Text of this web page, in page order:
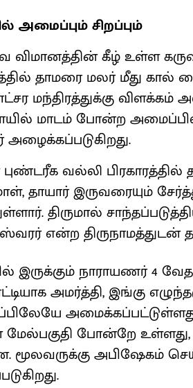
அமைப்பும் சிறப்பும்
விமானத்தின் கீழ் உள்ள
தாமரை மலர் மீது கால்
மந்திரத்துக்கு விளக்கம்
மாடம் போன்ற
அழைக்கப்படுகிறது.
வல்லி பிரகாரத்தில்
தாயார் இருவரையும்
திருமால்
என்ற திருநாமத்துடன்
இருக்கும் நாராயணர் 4
அமர்த்தி, இங்கு
மேல்பகுதி போன்றே
மூலவருக்கு அபிஷேகம்